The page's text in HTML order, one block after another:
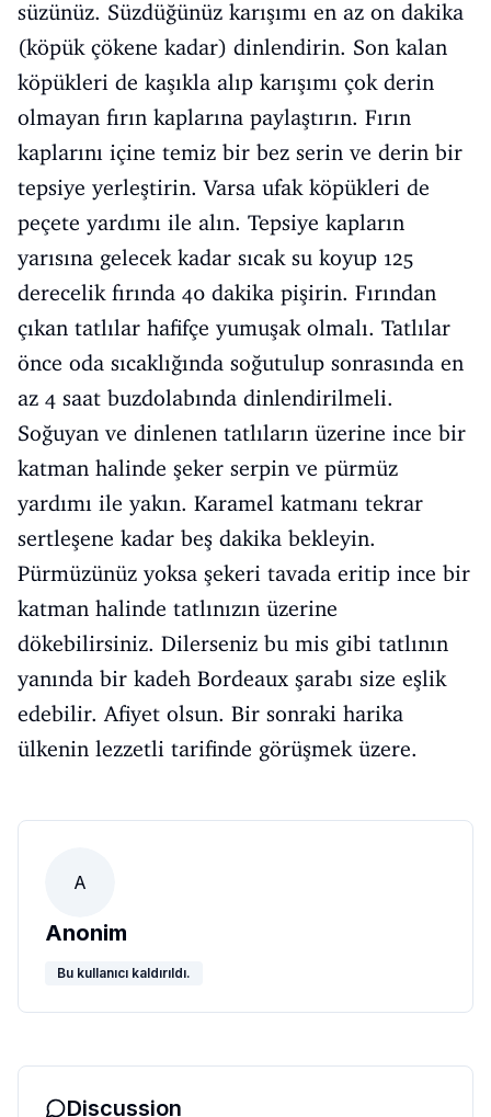
süzünüz. Süzdüğünüz karışımı en az on dakika
(köpük çökene kadar) dinlendirin. Son kalan
köpükleri de kaşıkla alıp karışımı çok derin
olmayan fırın kaplarına paylaştırın. Fırın
kaplarını içine temiz bir bez serin ve derin bir
tepsiye yerleştirin. Varsa ufak köpükleri de
peçete yardımı ile alın. Tepsiye kapların
yarısına gelecek kadar sıcak su koyup 125
derecelik fırında 40 dakika pişirin. Fırından
çıkan tatlılar hafifçe yumuşak olmalı. Tatlılar
önce oda sıcaklığında soğutulup sonrasında en
az 4 saat buzdolabında dinlendirilmeli.
Soğuyan ve dinlenen tatlıların üzerine ince bir
katman halinde şeker serpin ve pürmüz
yardımı ile yakın. Karamel katmanı tekrar
sertleşene kadar beş dakika bekleyin.
Pürmüzünüz yoksa şekeri tavada eritip ince bir
katman halinde tatlınızın üzerine
dökebilirsiniz. Dilerseniz bu mis gibi tatlının
yanında bir kadeh Bordeaux şarabı size eşlik
edebilir. Afiyet olsun. Bir sonraki harika
ülkenin lezzetli tarifinde görüşmek üzere.
A
Anonim
Bu kullanıcı kaldırıldı.
Discussion